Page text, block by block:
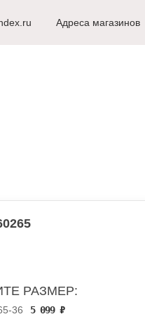
8 (498) 917-53-51
Адреса магазинов
РАЗМЕР:
36 5 099₽